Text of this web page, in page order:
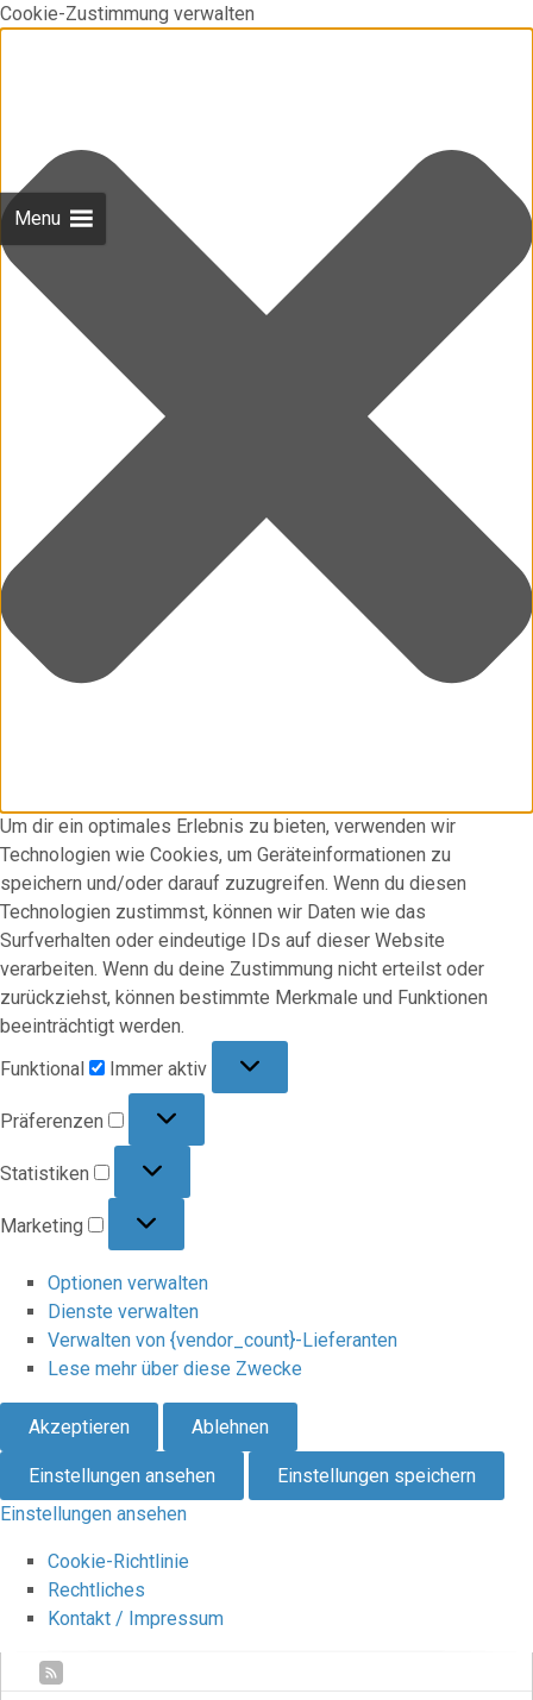
Cookie-Zustimmung verwalten
Um dir ein optimales Erlebnis zu bieten, verwenden wir
Technologien wie Cookies, um Geräteinformationen zu
speichern und/oder darauf zuzugreifen. Wenn du diesen
Technologien zustimmst, können wir Daten wie das
Surfverhalten oder eindeutige IDs auf dieser Website
verarbeiten. Wenn du deine Zustimmung nicht erteilst oder
zurückziehst, können bestimmte Merkmale und Funktionen
beeinträchtigt werden.
Funktional
Immer aktiv
Präferenzen
Statistiken
Marketing
Optionen verwalten
Dienste verwalten
Verwalten von {vendor_count}-Lieferanten
Lese mehr über diese Zwecke
Akzeptieren Ablehnen
Einstellungen ansehen
Einstellungen speichern
Einstellungen ansehen
Cookie-Richtlinie
Rechtliches
Kontakt / Impressum
Menu